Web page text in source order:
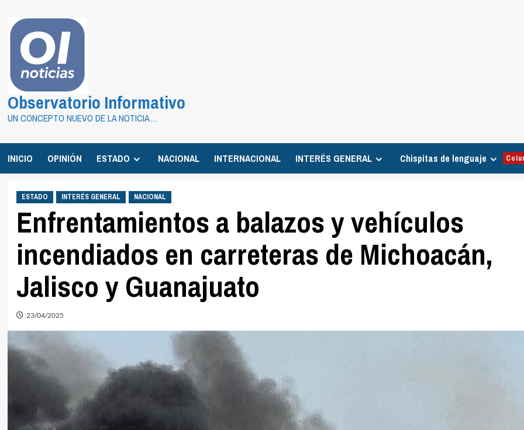
contenido
Observatorio Informativo
UN CONCEPTO NUEVO DE LA NOTICIA…
INICIO OPINIÓN ESTADO NACIONAL INTERNACIONAL INTERÉS GENERAL Chispitas de lenguaje
ESTADO INTERÉS GENERAL NACIONAL
Enfrentamientos a balazos y vehículos
incendiados en carreteras de Michoacán,
Jalisco y Guanajuato
23/04/2025